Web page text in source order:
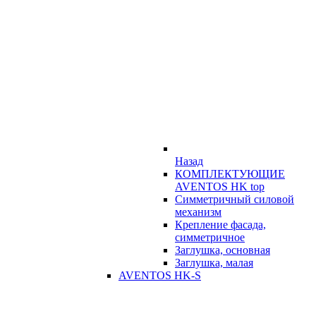
Назад
КОМПЛЕКТУЮЩИЕ
AVENTOS HK top
Симметричный силовой
механизм
Крепление фасада,
симметричное
Заглушка, основная
Заглушка, малая
AVENTOS HK-S